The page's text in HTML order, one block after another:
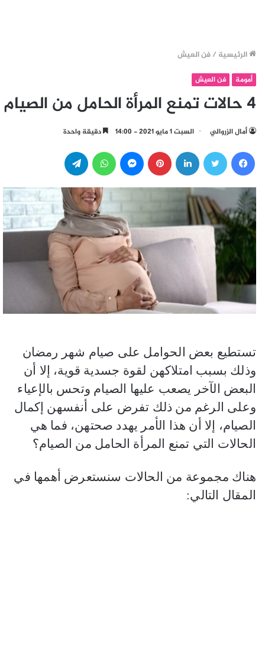
الرئيسية /فن العيش
أمومة فن العيش
4 حالات تمنع المرأة الحامل من الصيام
أمال الزروالي السبت 1 مايو 2021 - 14:00 دقيقة واحدة
تستطيع بعض الحوامل على صيام شهر رمضان
وذلك بسبب امتلاكهن لقوة جسدية قوية، إلا أن
البعض الآخر يصعب عليها الصيام وتحس بالإعياء
وعلى الرغم من ذلك تفرض على أنفسهن إكمال
الصيام، إلا أن هذا الأمر يهدد صحتهن، فما هي
الحالات التي تمنع المرأة الحامل من الصيام؟
هناك مجموعة من الحالات سنستعرض أهمها في
المقال التالي: